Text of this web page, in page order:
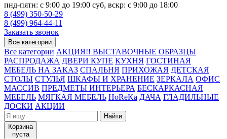
пнд-пятн: с 9:00 до 19:00 суб, вскр: с 9:00 до 18:00
8 (499) 350-50-29
8 (499) 964-44-11
Заказать звонок
Все категории
Все категории АКЦИЯ!! ВЫСТАВОЧНЫЕ ОБРАЗЦЫ
РАСПРОДАЖА ДВЕРИ КУПЕ КУХНЯ ГОСТИНАЯ
МЕБЕЛЬ НА ЗАКАЗ СПАЛЬНЯ ПРИХОЖАЯ ДЕТСКАЯ
СТОЛЫ СТУЛЬЯ ШКАФЫ И ХРАНЕНИЕ ЗЕРКАЛА ОФИС
МАССИВ ПРЕДМЕТЫ ИНТЕРЬЕРА БЕСКАРКАСНАЯ
МЕБЕЛЬ МЯГКАЯ МЕБЕЛЬ HoReKa ДАЧА ГЛАДИЛЬНЫЕ
ДОСКИ АКЦИИ
Найти
Корзина
пуста